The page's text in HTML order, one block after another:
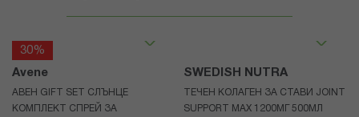
30%
Avene
АВЕН GIFT SET СЛЪНЦЕ
КОМПЛЕКТ СПРЕЙ ЗА
SWEDISH NUTRA
ТЕЧЕН КОЛАГЕН ЗА СТАВИ JOINT
SUPPORT MAX 1200МГ 500МЛ